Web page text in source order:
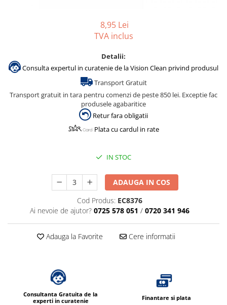
Gama de cosmetice hoteliere Sense
8,95 Lei
TVA inclus
Detalii:
Consulta expertul in curatenie de la Vision Clean privind produsul
Transport Gratuit
Transport gratuit in tara pentru comenzi de peste 850 lei. Exceptie fac
produsele agabaritice
Retur fara obligatii
Plata cu cardul in rate
IN STOC
ADAUGA IN COS
Cod Produs: EC8376
Ai nevoie de ajutor? 0725 578 051 / 0720 341 946
Adauga la Favorite Cere informatii
Consultanta Gratuita de la
experti in curatenie
Finantare si plata